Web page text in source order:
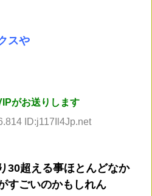
スや
がお送りします
ID:j117Il4Jp.net
30超える事ほとんどなか
すごいのかもしれん